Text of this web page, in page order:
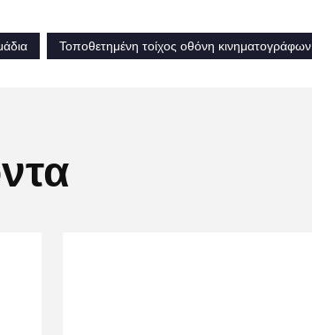
Τοποθετημένη τοίχος οθόνη κινηματογράφων